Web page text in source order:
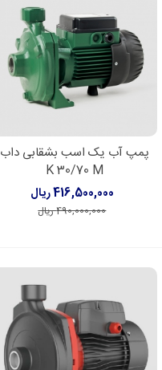
افزودن به سبد خرید
پمپ آب یک اسب بشقابی داب
K 30/70 M
416,500,000 ریال
490,000,000 ریال